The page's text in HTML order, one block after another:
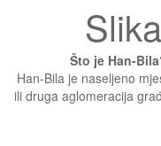
Što je Han-
Han-Bila je naseljeno
ili druga aglomeracija